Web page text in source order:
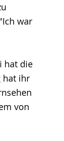
war
hat die
hat ihr
von